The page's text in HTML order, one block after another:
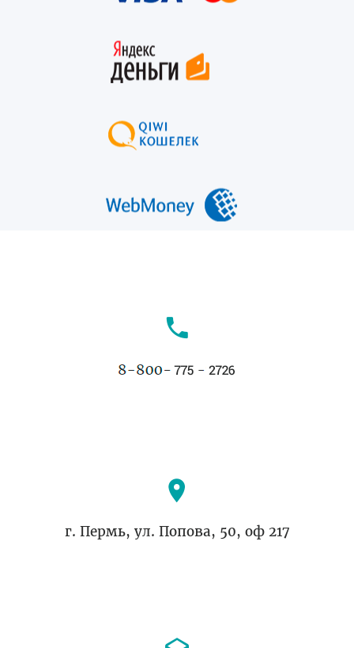
г. Пермь, ул. Попова, 50, оф 217